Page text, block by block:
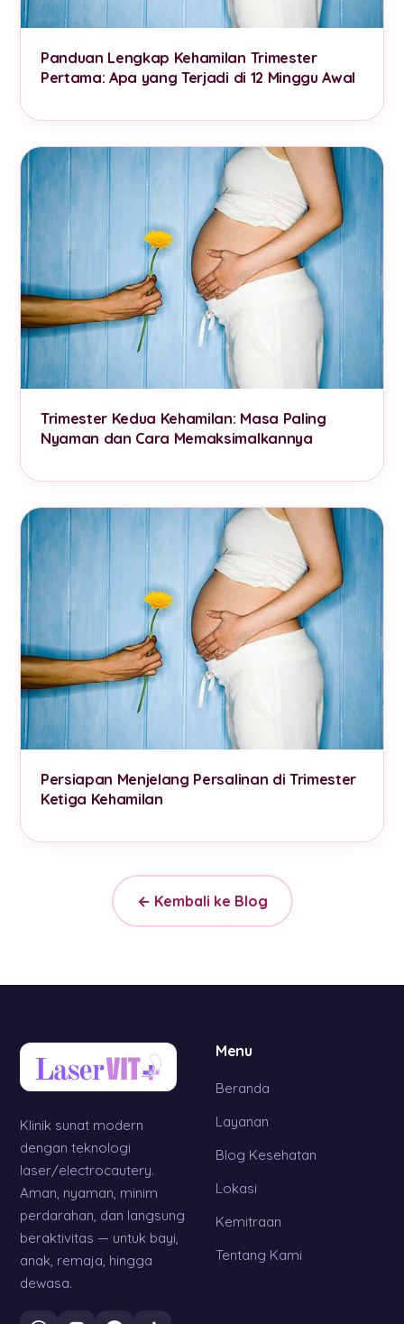
Panduan Lengkap Kehamilan Trimester
Pertama: Apa yang Terjadi di 12 Minggu Awal
Trimester Kedua Kehamilan: Masa Paling
Nyaman dan Cara Memaksimalkannya
Persiapan Menjelang Persalinan di Trimester
Ketiga Kehamilan
← Kembali ke Blog
Klinik sunat modern
dengan teknologi
laser/electrocautery.
Aman, nyaman, minim
perdarahan, dan langsung
beraktivitas — untuk bayi,
anak, remaja, hingga
dewasa.
Menu
Beranda
Layanan
Blog Kesehatan
Lokasi
Kemitraan
Tentang Kami